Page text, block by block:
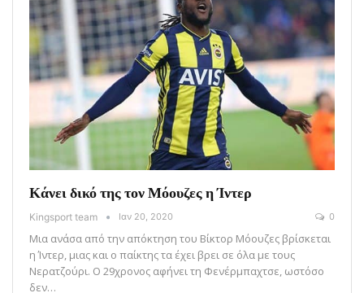
Κάνει δικό της τον Μόουζες η Ίντερ
Kingsport team Ιαν 20, 2020 0
Μια ανάσα από την απόκτηση του Βίκτορ Μόουζες βρίσκεται
η Ίντερ, μιας και ο παίκτης τα έχει βρει σε όλα με τους
Νερατζούρι. Ο 29χρονος αφήνει τη Φενέρμπαχτσε, ωστόσο
δεν…